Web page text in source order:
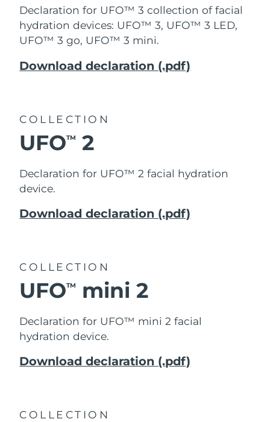
Declaration for UFO™ 3 collection of facial
hydration devices: UFO™ 3, UFO™ 3 LED,
UFO™ 3 go, UFO™ 3 mini.
Download declaration (.pdf)
COLLECTION
UFOTM 2
Declaration for UFO™ 2 facial hydration
device.
Download declaration (.pdf)
COLLECTION
UFOTM mini 2
Declaration for UFO™ mini 2 facial
hydration device.
Download declaration (.pdf)
COLLECTION